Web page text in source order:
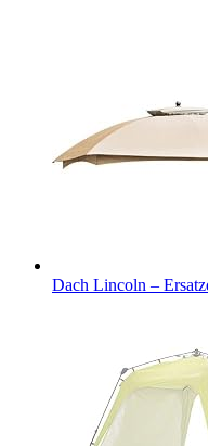
Dach Lincoln –